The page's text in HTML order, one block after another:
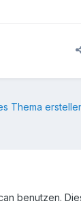
Thema
benutzen.